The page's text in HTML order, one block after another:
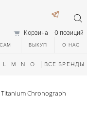
Корзина 0 позиций
ВЫКУП О НАС
L M N O Q R S T
ВСЕ БРЕНДЫ
Chronograph